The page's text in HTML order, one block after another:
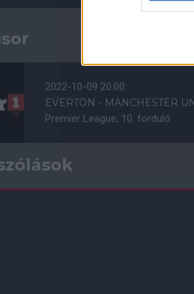
2022-10-09 20:00
EVERTON - MANCHESTER
Premier League, 10. forduló